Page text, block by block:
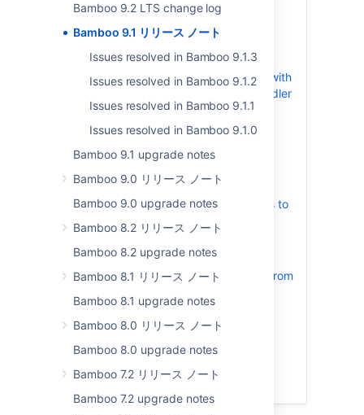
Bamboo 9.2 LTS change log
Bamboo 9.1 リリース ノート
Issues resolved in Bamboo 9.1.3
Issues resolved in Bamboo 9.1.2
Issues resolved in Bamboo 9.1.1
Issues resolved in Bamboo 9.1.0
Bamboo 9.1 upgrade notes
Bamboo 9.0 リリース ノート
Bamboo 9.0 upgrade notes
Bamboo 8.2 リリース ノート
Bamboo 8.2 upgrade notes
Bamboo 8.1 リリース ノート
Bamboo 8.1 upgrade notes
Bamboo 8.0 リリース ノート
Bamboo 8.0 upgrade notes
Bamboo 7.2 リリース ノート
Bamboo 7.2 upgrade notes
ハイライト
Optimized performance and
reliability
Reduced resource usage with
the new SFTP artifact handler
Faster deployment data
collection
Artifacts travel at greater
speeds
Enhanced security
Allow external applications to
OAuth 2.0
Developer productivity
Support for pull requests from
Bamboo YAML Specs
validator
Audit log content is now
解決済みの課題